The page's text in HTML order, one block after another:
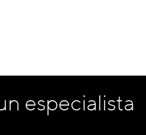
especialista